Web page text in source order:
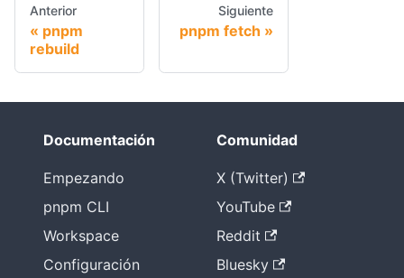
Anterior
pnpm
rebuild
Siguiente
pnpm fetch
Documentación
Empezando
pnpm CLI
Workspace
Configuración
Comunidad
X (Twitter)
YouTube
Reddit
Bluesky